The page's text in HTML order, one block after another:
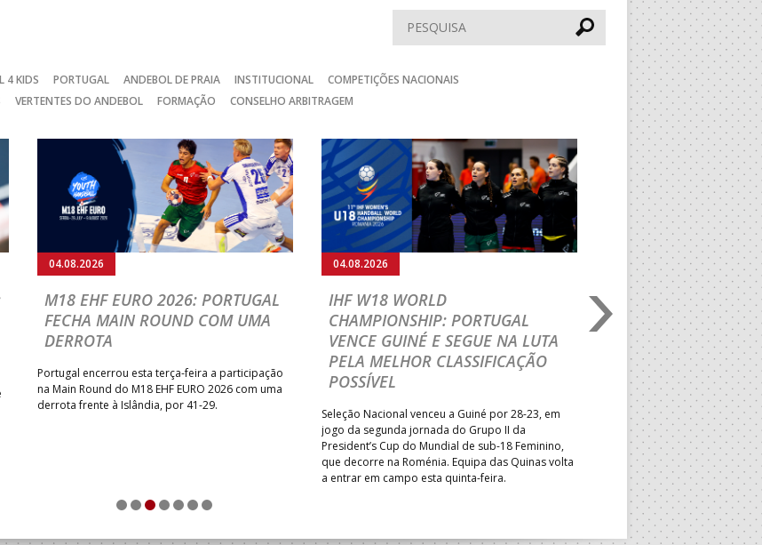
Pesquisar
4 KIDS PORTUGAL ANDEBOL DE PRAIA INSTITUCIONAL
COMPETIÇÕES NACIONAIS
VERTENTES DO ANDEBOL FORMAÇÃO CONSELHO ARBITRAGEM
04.08.2026
M18 EHF EURO 2026: PORTUGAL
FECHA MAIN ROUND COM UMA
DERROTA
Portugal encerrou esta terça-feira a participação
na Main Round do M18 EHF EURO 2026 com uma
derrota frente à Islândia, por 41-29.
04.08.2026
IHF W18 WORLD
CHAMPIONSHIP: PORTUGAL
VENCE GUINÉ E SEGUE NA LUTA
PELA MELHOR CLASSIFICAÇÃO
POSSÍVEL
Seleção Nacional venceu a Guiné por 28-23, em
jogo da segunda jornada do Grupo II da
President’s Cup do Mundial de sub-18 Feminino,
que decorre na Roménia. Equipa das Quinas volta
a entrar em campo esta quinta-feira.
03.08.2026
M18 EHF EURO
CEDE DIANTE DA
MAIN ROUND
Segunda parte dominada
derrota portuguesa por 35-
Grupo II da Main Round do
Masculino, em Belgrado.
a entrar em campo esta
horas.
Seguinte
1 2 3 4 5 6 7